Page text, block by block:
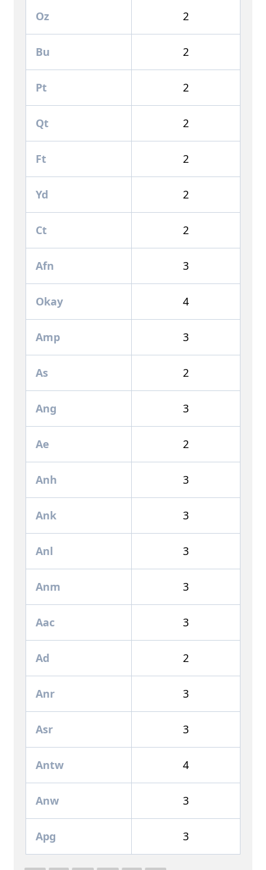
Oz 2
Bu 2
Pt 2
Qt 2
Ft 2
Yd 2
Ct 2
Afn 3
Okay 4
Amp 3
As 2
Ang 3
Ae 2
Anh 3
Ank 3
Anl 3
Anm 3
Aac 3
Ad 2
Anr 3
Asr 3
Antw 4
Anw 3
Apg 3